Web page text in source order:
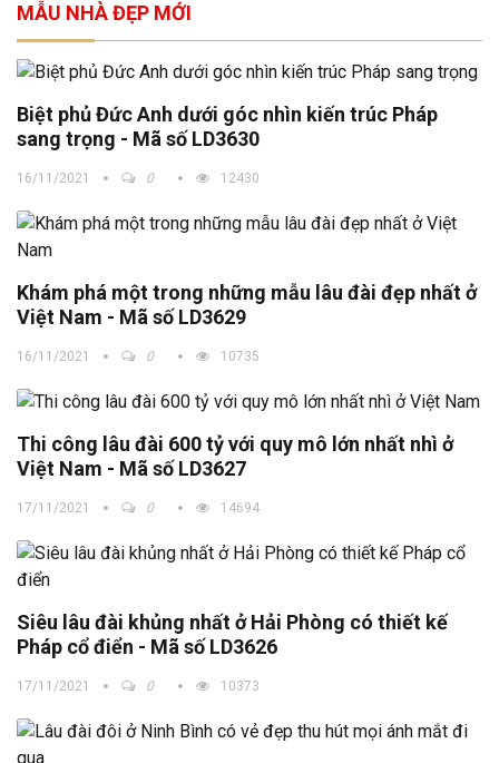
MẪU NHÀ ĐẸP MỚI
Biệt phủ Đức Anh dưới góc nhìn kiến trúc Pháp
sang trọng - Mã số LD3630
16/11/2021 0 12430
Khám phá một trong những mẫu lâu đài đẹp nhất ở
Việt Nam - Mã số LD3629
16/11/2021 0 10735
Thi công lâu đài 600 tỷ với quy mô lớn nhất nhì ở
Việt Nam - Mã số LD3627
17/11/2021 0 14694
Siêu lâu đài khủng nhất ở Hải Phòng có thiết kế
Pháp cổ điển - Mã số LD3626
17/11/2021 0 10373